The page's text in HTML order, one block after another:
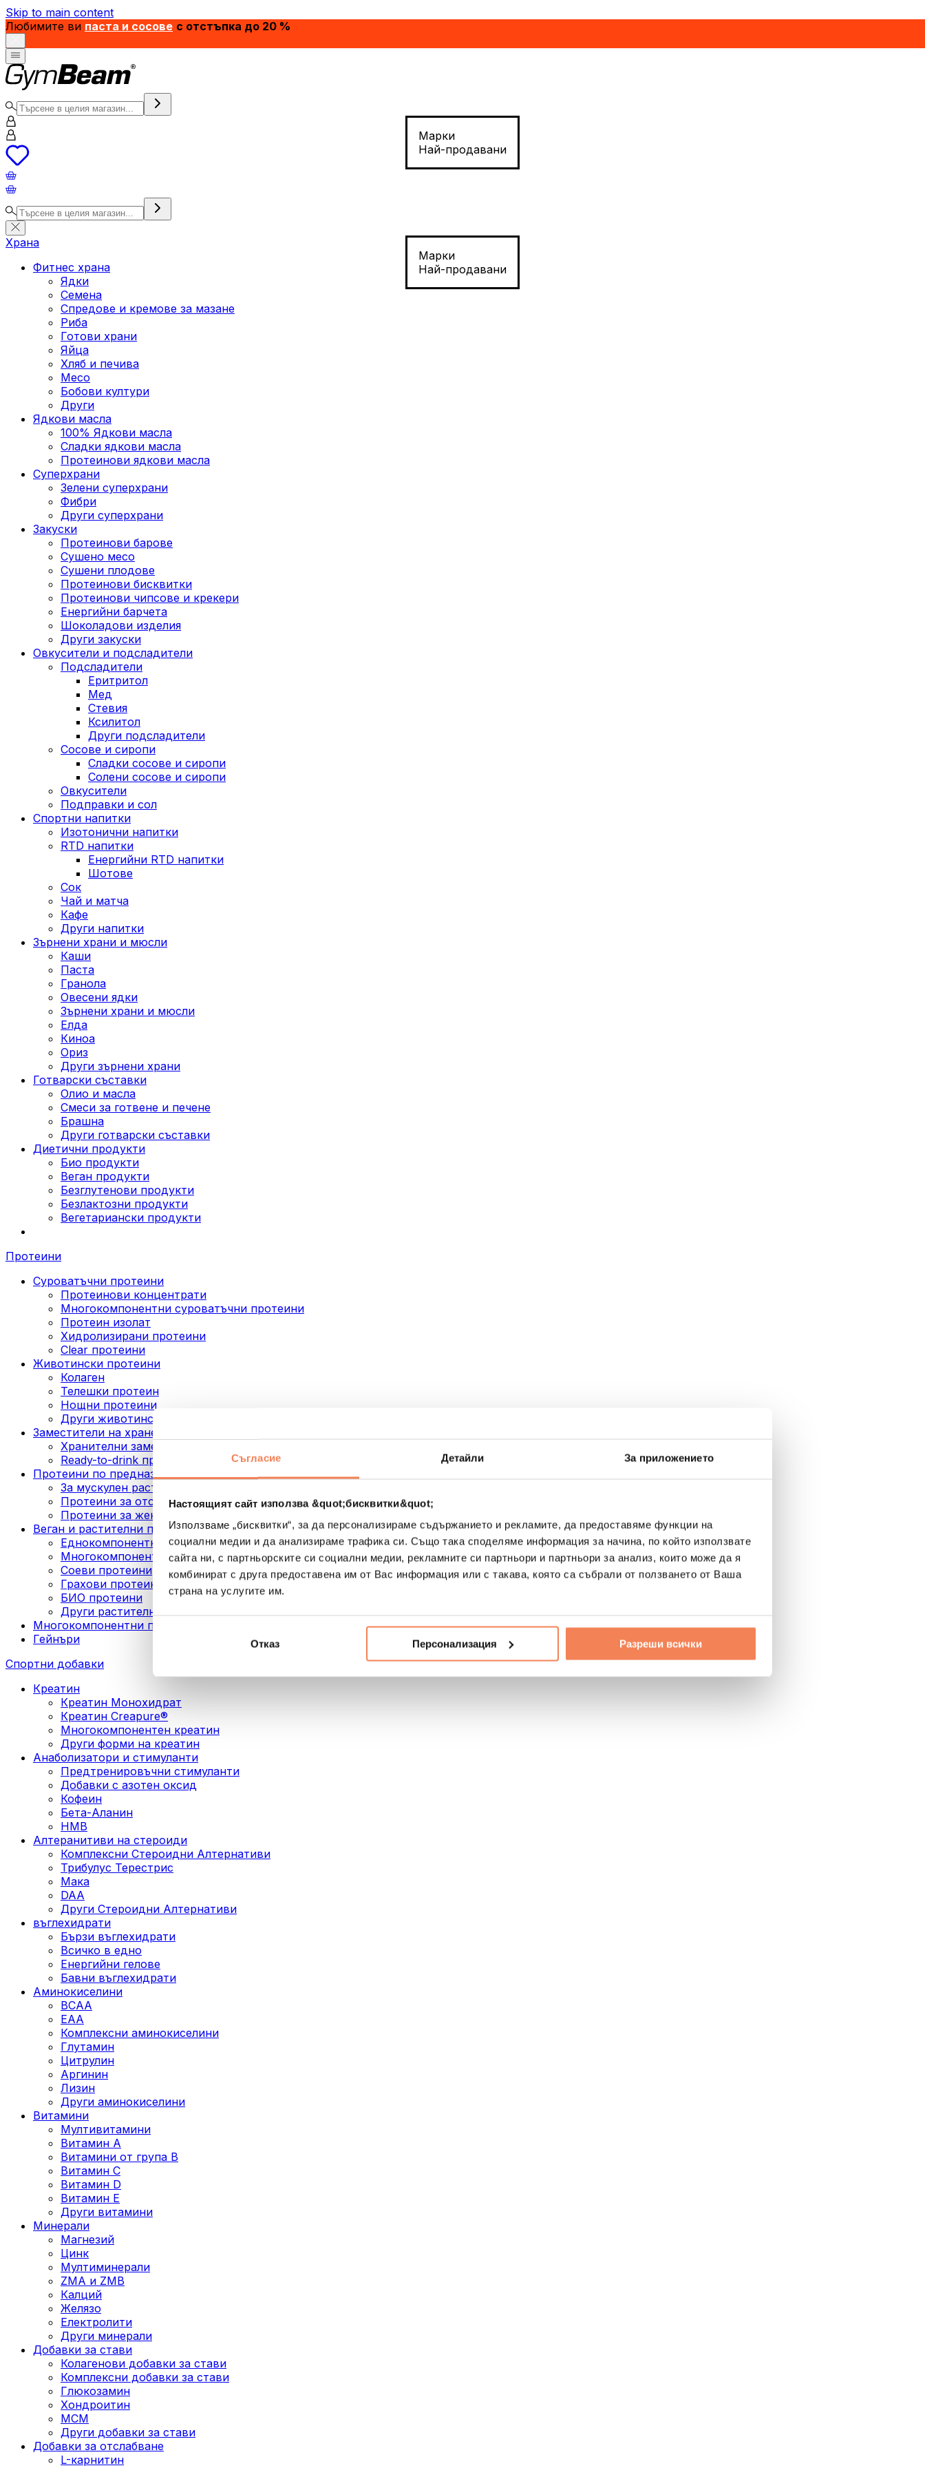
Съгласие Детайли За приложението
Настоящият сайт използва &quot;бисквитки&quot;
Използваме „бисквитки“, за да персонализираме съдържанието и рекламите, да предоставяме функции на
социални медии и да анализираме трафика си. Също така споделяме информация за начина, по който използвате
сайта ни, с партньорските си социални медии, рекламните си партньори и партньори за анализ, които може да я
комбинират с друга предоставена им от Вас информация или с такава, която са събрали от ползването от Ваша
страна на услугите им.
Отказ Персонализация Разреши всички
Skip to main content
Любимите ви паста и сосове с отстъпка до 20 %
Марки
Най-продавани
Марки
Най-продавани
Храна
Фитнес храна
Ядки
Семена
Спредове и кремове за мазане
Риба
Готови храни
Яйца
Хляб и печива
Месо
Бобови култури
Други
Ядкови масла
100% Ядкови масла
Сладки ядкови масла
Протеинови ядкови масла
Суперхрани
Зелени суперхрани
Фибри
Други суперхрани
3акуски
Протеинови бaрове
Сушено месо
Сушени плодове
Протеинови бисквитки
Протеинови чипсове и крекери
Енергийни барчета
Шоколадови изделия
Други закуски
Овкусители и подсладители
Подсладители
Еритритол
Мед
Стевия
Ксилитол
Други подсладители
Сосове и сиропи
Сладки сосове и сиропи
Солени сосове и сиропи
Овкусители
Подправки и сол
Спортни напитки
Изотонични напитки
RTD напитки
Енергийни RTD напитки
Шотове
Сок
Чай и матча
Кафе
Други напитки
Зърнени храни и мюсли
Каши
Паста
Гранола
Овесени ядки
Зърнени храни и мюсли
Елда
Киноа
Ориз
Други зърнени храни
Готварски съставки
Олио и масла
Смеси за готвене и печене
Брашна
Други готварски съставки
Диетични продукти
Био продукти
Веган продукти
Безглутенови продукти
Безлактозни продукти
Вегетариански продукти
Протеини
Суроватъчни протеини
Протеинови концентрати
Многокомпонентни суроватъчни протеини
Протеин изолат
Хидролизирани протеини
Clear протеини
Животински протеини
Колаген
Телешки протеин
Нощни протеини
Други животински протеини
Заместители на хранене
Хранителни заместители под формата на прах
Ready-to-drink протеинови напитки
Протеини по предназначение
За мускулен растеж
Протеини за отслабване
Протеини за жени
Веган и растителни протеини
Еднокомпонентни веган протеини
Многокомпонентни веган протеини
Соеви протеини
Грахови протеини
БИО протеини
Други растителни протеини
Многокомпонентни протеини
Гейнъри
Спортни добавки
Креатин
Креатин Монохидрат
Креатин Creapure®
Многокомпонентен креатин
Други форми на креатин
Анаболизатори и стимуланти
Предтренировъчни стимуланти
Добавки с азотен оксид
Кофеин
Бета-Аланин
HMB
Алтеранитиви на стероиди
Комплексни Стероидни Алтернативи
Трибулус Терестрис
Maка
DAA
Други Стероидни Алтернативи
въглехидрати
Бързи въглехидрати
Всичко в едно
Енергийни гелове
Бавни въглехидрати
Аминокиселини
BCAA
EAA
Комплексни аминокиселини
Глутамин
Цитрулин
Аргинин
Лизин
Други аминокиселини
Витамини
Мултивитамини
Витамин А
Витамини от група B
Витамин C
Витамин D
Витамин E
Други витамини
Минерали
Магнезий
Цинк
Мултиминерали
ZMA и ZMB
Калций
Желязо
Електролити
Други минерали
Добавки за стави
Колагенови добавки за стави
Комплексни добавки за стави
Глюкозамин
Хондроитин
МСМ
Други добавки за стави
Добавки за отслабване
L-карнитин